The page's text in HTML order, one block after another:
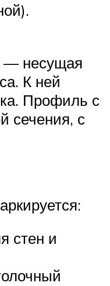
— несущая
К ней
Профиль с
сечения, с
стен и